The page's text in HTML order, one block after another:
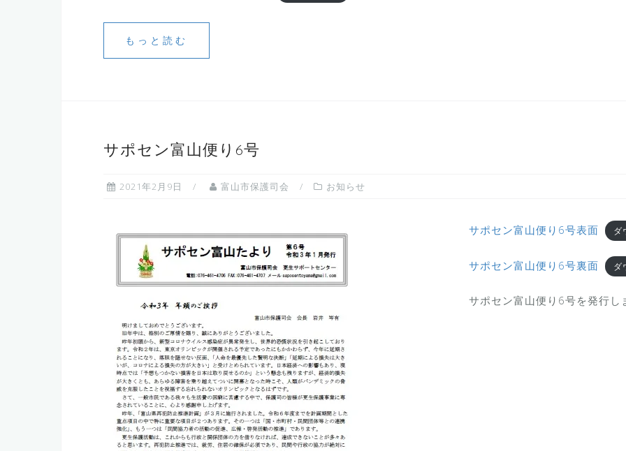
もっと読む
サポセン富山便り6号
2021年2月9日 富山市保護司会 お知らせ
サポセン富山便り6号表面 ダ
サポセン富山便り6号裏面 ダ
サポセン富山便り6号を発行し